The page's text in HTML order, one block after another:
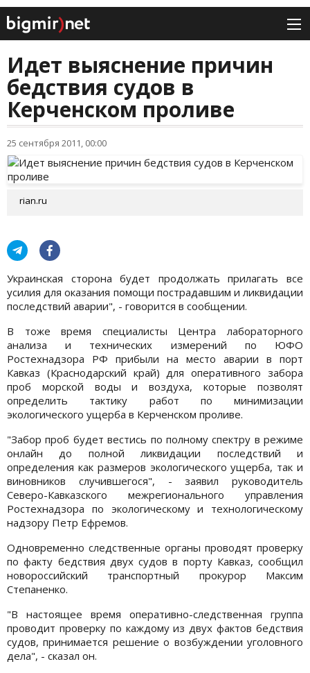
Идет выяснение причин
бедствия судов в
Керченском проливе
25 сентября 2011, 00:00
rian.ru
Украинская сторона будет продолжать прилагать все
усилия для оказания помощи пострадавшим и ликвидации
последствий аварии", - говорится в сообщении.
В тоже время специалисты Центра лабораторного
анализа и технических измерений по ЮФО
Ростехнадзора РФ прибыли на место аварии в порт
Кавказ (Краснодарский край) для оперативного забора
проб морской воды и воздуха, которые позволят
определить тактику работ по минимизации
экологического ущерба в Керченском проливе.
"Забор проб будет вестись по полному спектру в режиме
онлайн до полной ликвидации последствий и
определения как размеров экологического ущерба, так и
виновников случившегося", - заявил руководитель
Северо-Кавказского межрегионального управления
Ростехнадзора по экологическому и технологическому
надзору Петр Ефремов.
Одновременно следственные органы проводят проверку
по факту бедствия двух судов в порту Кавказ, сообщил
новороссийский транспортный прокурор Максим
Степаненко.
"В настоящее время оперативно-следственная группа
проводит проверку по каждому из двух фактов бедствия
судов, принимается решение о возбуждении уголовного
дела", - сказал он.